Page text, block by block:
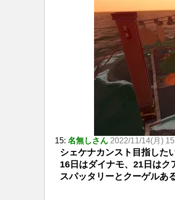
15: 名無しさん 2022/11/14(月)
シェケナカンスト目指した
16日はダイナモ、21日はク
スパッタリーとクーゲルあ